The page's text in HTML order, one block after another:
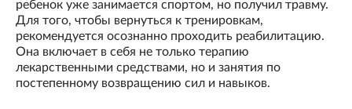
ребенок уже занимается спортом, но получил травму.
Для того, чтобы вернуться к тренировкам,
рекомендуется осознанно проходить реабилитацию.
Она включает в себя не только терапию
лекарственными средствами, но и занятия по
постепенному возвращению сил и навыков.